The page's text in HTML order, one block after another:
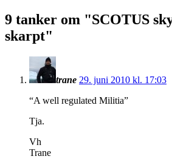
9 tanker om "SCOTUS
skarpt"
trane 29. juni 2010 kl. 17:03
“A well regulated Militia”
Tja.
Vh
Trane